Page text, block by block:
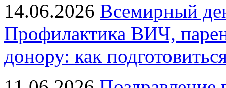
14.06.2026 Всемирный
Профилактика ВИЧ,
донору: как